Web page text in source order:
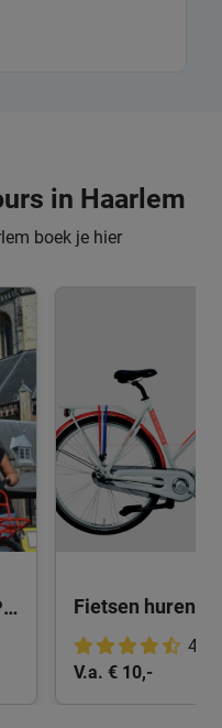
in Haarlem
boek je hier
Haarlem Fietstocht met Privégids Fietsen huren
4.5
V.a. € 10,-